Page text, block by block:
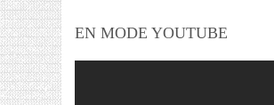
EN MODE YOUTUBE